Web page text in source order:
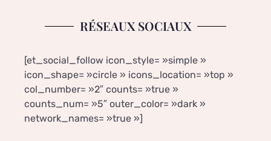
RÉSEAUX SOCIAUX
[et_social_follow icon_style= »simple »
icon_shape= »circle » icons_location= »top »
col_number= »2″ counts= »true »
counts_num= »5″ outer_color= »dark »
network_names= »true »]